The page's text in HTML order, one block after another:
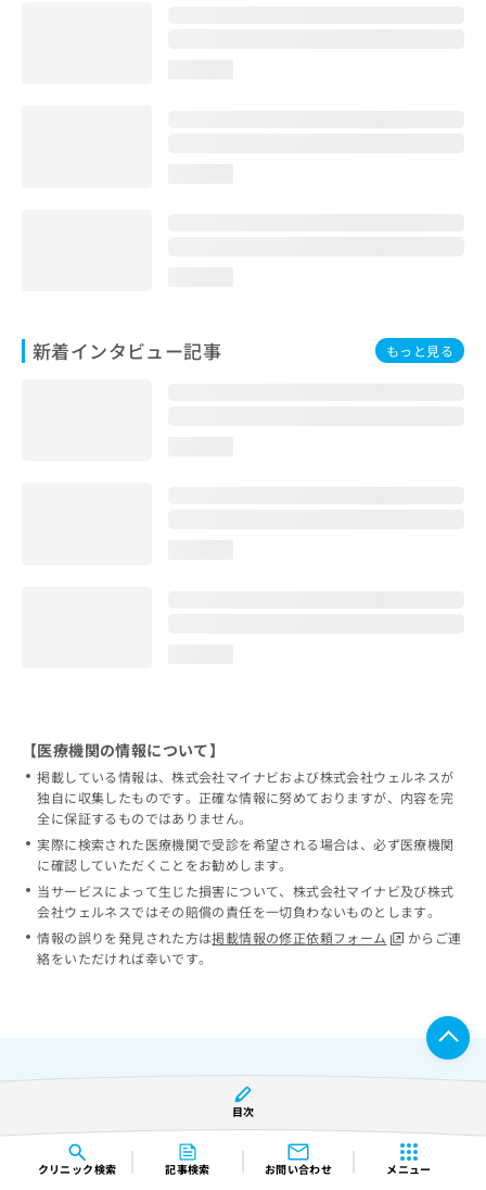
クリニック検索 記事検索 お問い合わせ メニュー
目次
新着インタビュー記事 もっと見る
【医療機関の情報について】
掲載している情報は、株式会社マイナビおよび株式会社ウェルネスが
独自に収集したものです。正確な情報に努めておりますが、内容を完
全に保証するものではありません。
実際に検索された医療機関で受診を希望される場合は、必ず医療機関
に確認していただくことをお勧めします。
当サービスによって生じた損害について、株式会社マイナビ及び株式
会社ウェルネスではその賠償の責任を一切負わないものとします。
情報の誤りを発見された方は掲載情報の修正依頼フォーム
からご連
絡をいただければ幸いです。
北海道・東北 北海道 青森県 岩手県 宮城県